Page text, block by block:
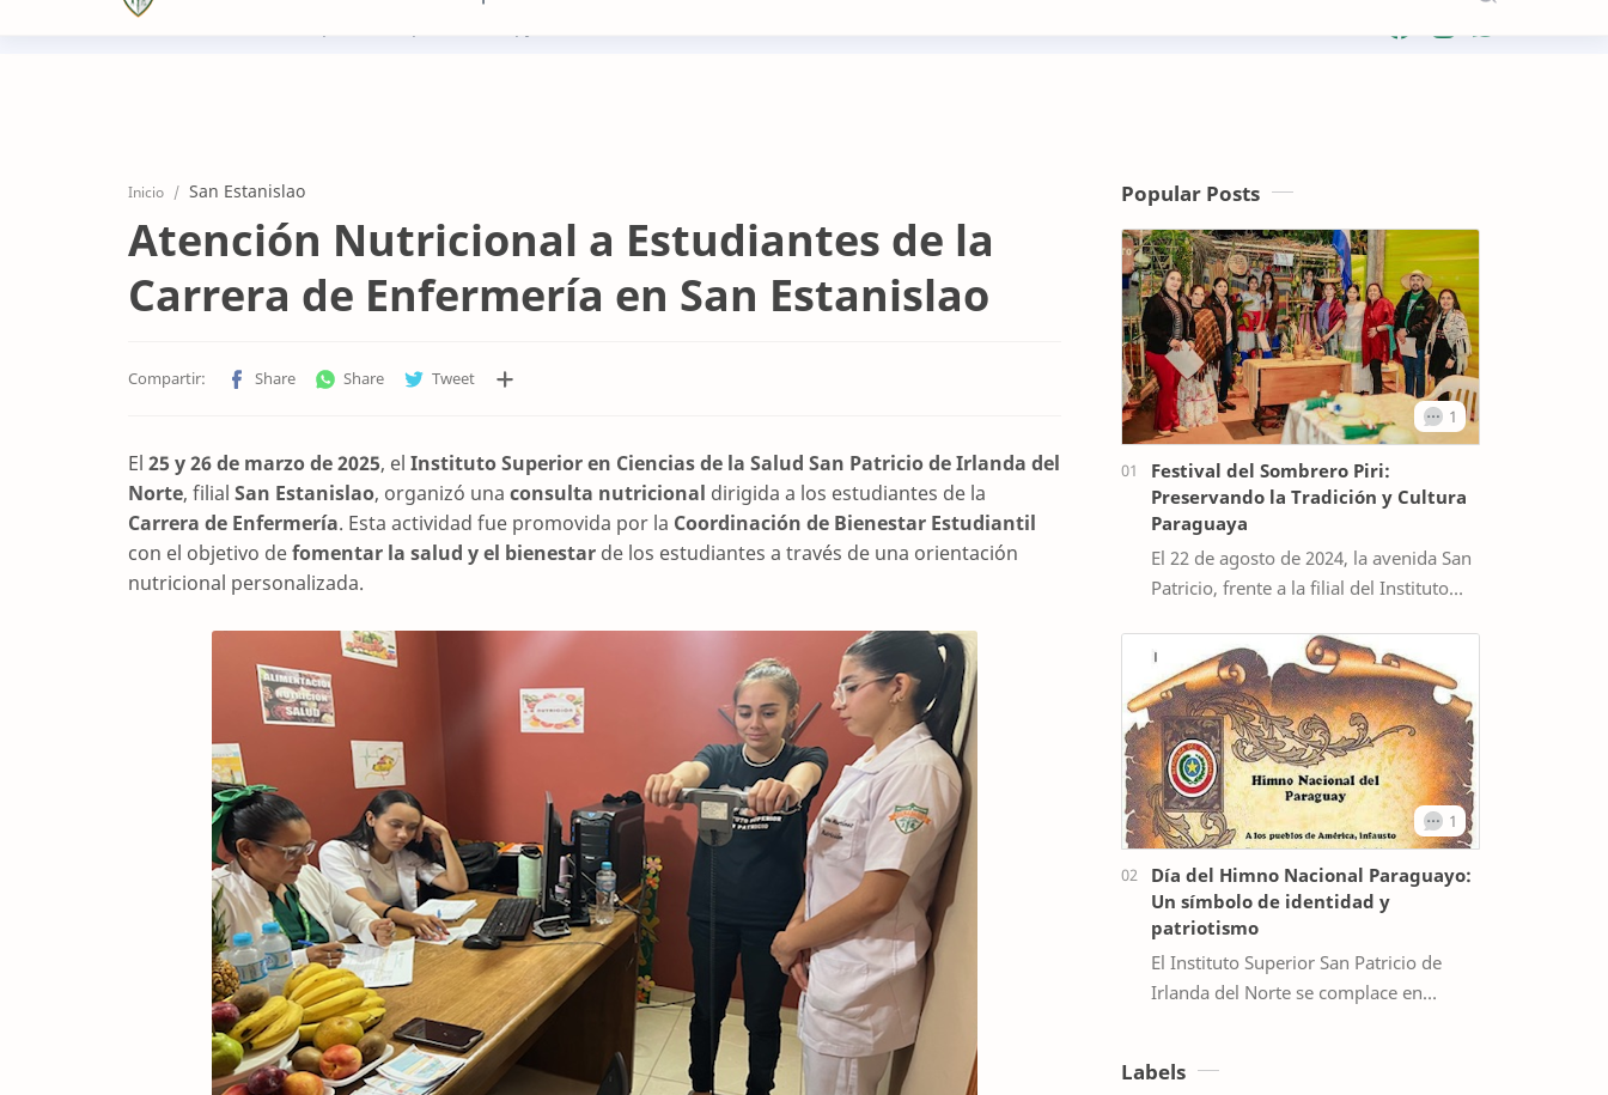
+5952961668
Inicio San Estanislao
Atención Nutricional a Estudiantes de la
Carrera de Enfermería en San Estanislao
El 25 y 26 de marzo de 2025, el Instituto Superior en Ciencias de la Salud San Patricio de Irlanda del
Norte, filial San Estanislao, organizó una consulta nutricional dirigida a los estudiantes de la
Carrera de Enfermería. Esta actividad fue promovida por la Coordinación de Bienestar Estudiantil
con el objetivo defomentar la salud y el bienestar de los estudiantes a través de una orientación
nutricional personalizada.
Popular Posts
Festival del Sombrero Piri:
Preservando la Tradición y Cultura
Paraguaya
El 22 de agosto de 2024, la avenida San
Patricio, frente a la filial del Instituto
Patricio de Irlanda del Norte…
Día del Himno Nacional Paraguayo:
Un símbolo de identidad y
patriotismo
El Instituto Superior San Patricio de
Irlanda del Norte se complace en
may…
Labels